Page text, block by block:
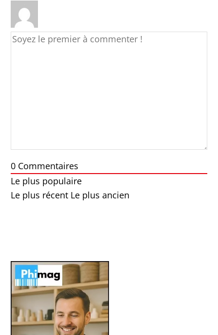
0 Commentaires
Le plus populaire
Le plus récent Le plus ancien